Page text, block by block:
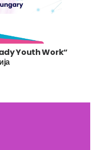
Youth Work“